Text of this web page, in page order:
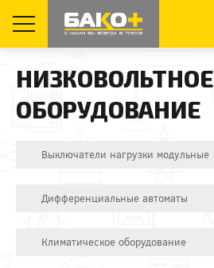
НИЗКОВОЛЬТНОЕ
ОБОРУДОВАНИЕ
Выключатели нагрузки модульные
Дифференциальные автоматы
Климатическое оборудование